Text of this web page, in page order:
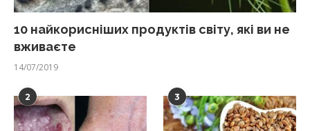
10 найкорисніших продуктів світу, які ви не
вживаєте
14/07/2019
2 3